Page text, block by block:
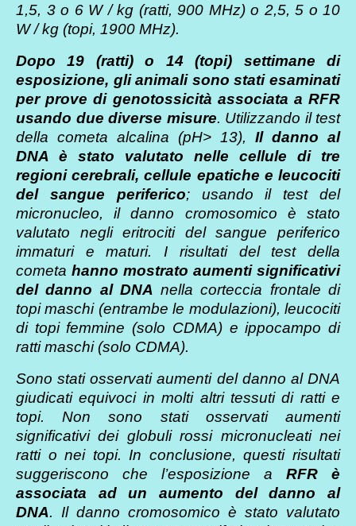
1,5, 3 o 6 W / kg (ratti, 900 MHz) o 2,5, 5 o 10
W / kg (topi, 1900 MHz).
Dopo 19 (ratti) o 14 (topi) settimane di
esposizione, gli animali sono stati esaminati
per prove di genotossicità associata a RFR
usando due diverse misure. Utilizzando il test
della cometa alcalina (pH> 13), Il danno al
DNA è stato valutato nelle cellule di tre
regioni cerebrali, cellule epatiche e leucociti
del sangue periferico; usando il test del
micronucleo, il danno cromosomico è stato
valutato negli eritrociti del sangue periferico
immaturi e maturi. I risultati del test della
cometa hanno mostrato aumenti significativi
del danno al DNAnella corteccia frontale di
topi maschi (entrambe le modulazioni), leucociti
di topi femmine (solo CDMA) e ippocampo di
ratti maschi (solo CDMA).
Sono stati osservati aumenti del danno al DNA
giudicati equivoci in molti altri tessuti di ratti e
topi. Non sono stati osservati aumenti
significativi dei globuli rossi micronucleati nei
ratti o nei topi. In conclusione, questi risultati
suggeriscono che l’esposizione a RFR è
associata ad un aumento del danno al
DNA. Il danno cromosomico è stato valutato